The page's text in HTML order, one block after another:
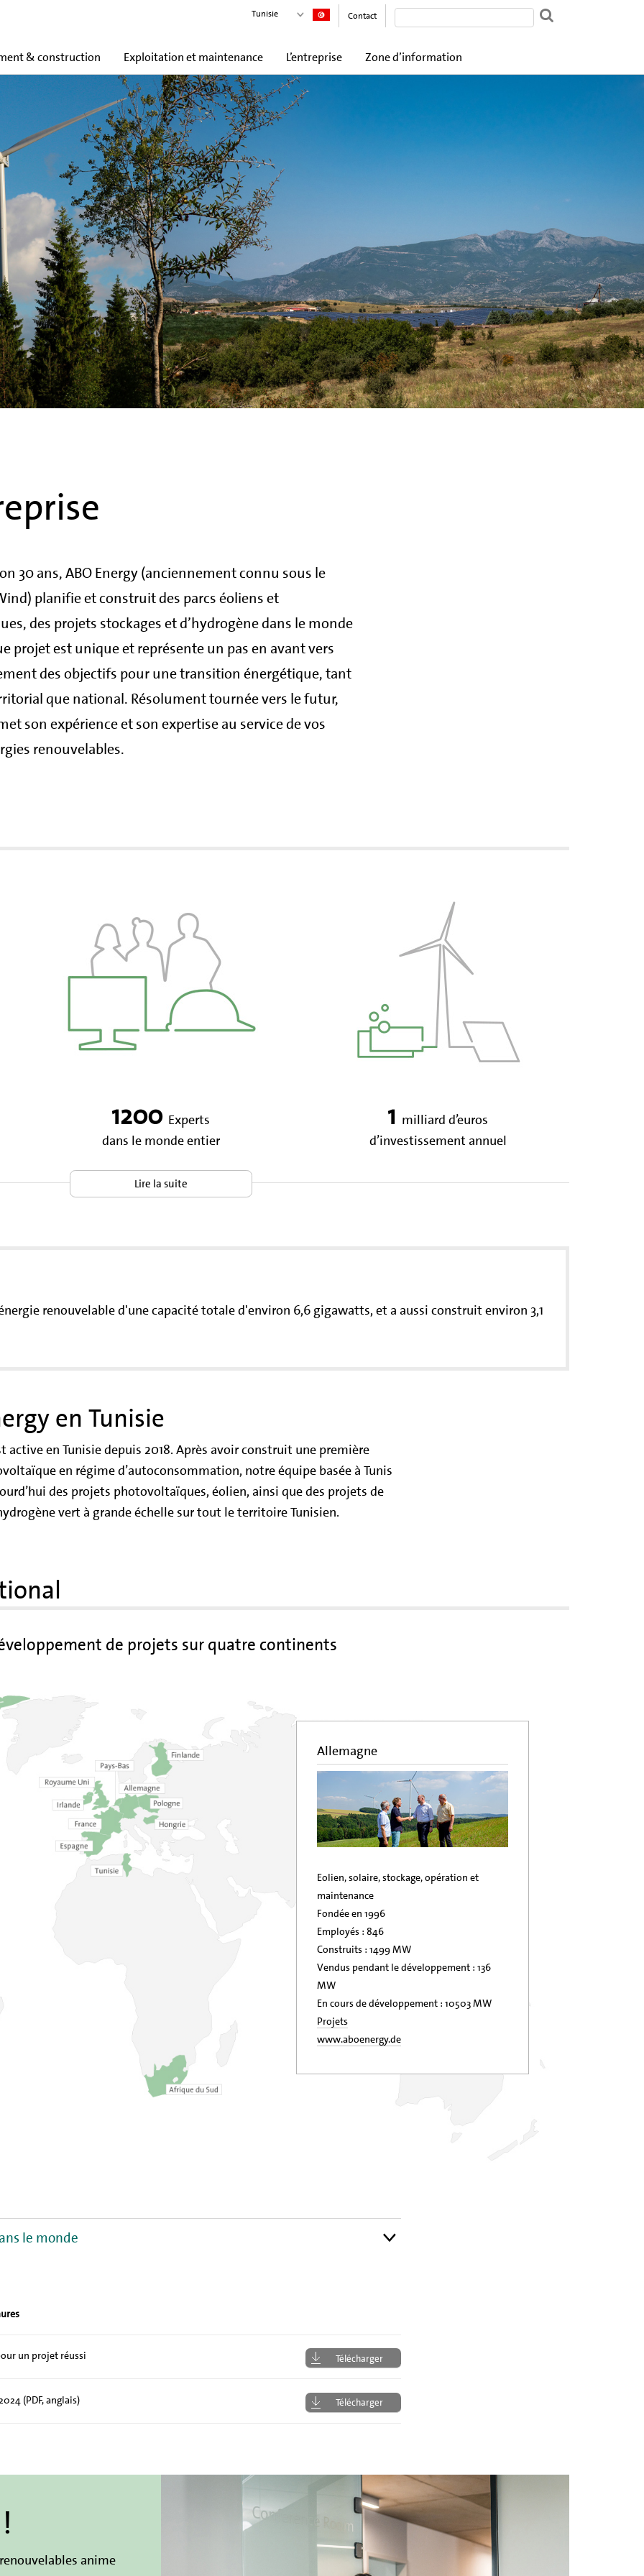
& construction Exploitation et maintenance L’entreprise Zone d’information
Tunisie Contact
30 ans, ABO Energy (anciennement connu sous le
planifie et construit des parcs éoliens et
des projets stockages et d’hydrogène dans le monde
projet est unique et représente un pas en avant vers
des objectifs pour une transition énergétique, tant
que national. Résolument tournée vers le futur,
son expérience et son expertise au service de vos
renouvelables.
1200 Experts
dans le monde entier
1 milliard d’euros
d’investissement annuel
Lire la suite
renouvelable d'une capacité totale d'environ 6,6 gigawatts, et a aussi construit environ 3,1
en Tunisie
active en Tunisie depuis 2018. Après avoir construit une première
en régime d’autoconsommation, notre équipe basée à Tunis
des projets photovoltaïques, éolien, ainsi que des projets de
vert à grande échelle sur tout le territoire Tunisien.
de projets sur quatre continents
Allemagne
Eolien, solaire, stockage, opération et
maintenance
Fondée en 1996
Employés : 846
Construits : 1499 MW
Vendus pendant le développement : 136
MW
En cours de développement : 10503 MW
Projets
www.aboenergy.de
le monde
un projet réussi Télécharger
(PDF, anglais) Télécharger
anime